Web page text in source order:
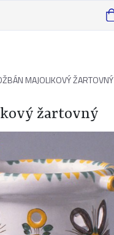
MAJOLIKOVÝ ŽARTOVNÝ
žartovný